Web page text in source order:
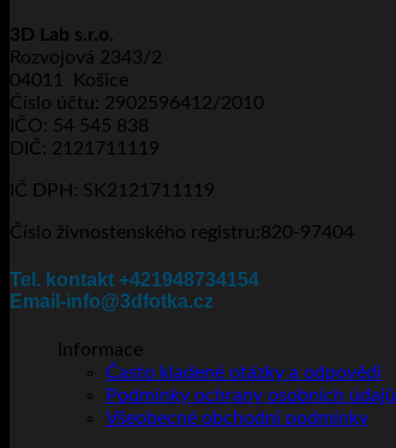
variant.
lze
vybrat
na
produktu
3D Lab s.r.o.
Rozvojová 2343/2
04011 Košice
Číslo účtu: 2902596412/2010
IČO: 54 545 838
DIČ: 2121711119
IČ DPH: SK2121711119
Číslo živnostenského registru:820-97404
Tel. kontakt +421948734154
Email-info@3dfotka.cz
Informace
Často kladené otázky a odpovědi
Podmínky ochrany osobních údajů
Všeobecné obchodní podmínky